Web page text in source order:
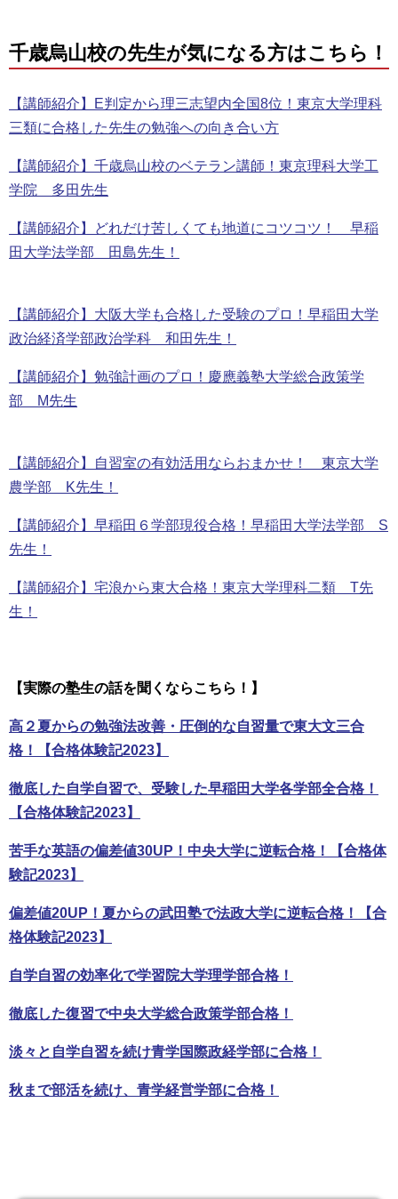
千歳烏山校の先生が気になる方はこちら！
【講師紹介】E判定から理三志望内全国8位！東京大学理科
三類に合格した先生の勉強への向き合い方
【講師紹介】千歳烏山校のベテラン講師！東京理科大学工
学院 多田先生
【講師紹介】どれだけ苦しくても地道にコツコツ！ 早稲
田大学法学部 田島先生！
【講師紹介】大阪大学も合格した受験のプロ！早稲田大学
政治経済学部政治学科 和田先生！
【講師紹介】勉強計画のプロ！慶應義塾大学総合政策学
部 M先生
【講師紹介】自習室の有効活用ならおまかせ！ 東京大学
農学部 K先生！
【講師紹介】早稲田６学部現役合格！早稲田大学法学部 S
先生！
【講師紹介】宅浪から東大合格！東京大学理科二類 T先
生！
【実際の塾生の話を聞くならこちら！】
高２夏からの勉強法改善・圧倒的な自習量で東大文三合
格！【合格体験記2023】
徹底した自学自習で、受験した早稲田大学各学部全合格！
【合格体験記2023】
苦手な英語の偏差値30UP！中央大学に逆転合格！【合格体
験記2023】
偏差値20UP！夏からの武田塾で法政大学に逆転合格！【合
格体験記2023】
自学自習の効率化で学習院大学理学部合格！
徹底した復習で中央大学総合政策学部合格！
淡々と自学自習を続け青学国際政経学部に合格！
秋まで部活を続け、青学経営学部に合格！